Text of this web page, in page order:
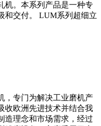
机。本系列产品是一种专
和交付。 LUM系列超细立
，专门为解决工业磨机产
收欧洲先进技术并结合我
造理念和市场需求，经过